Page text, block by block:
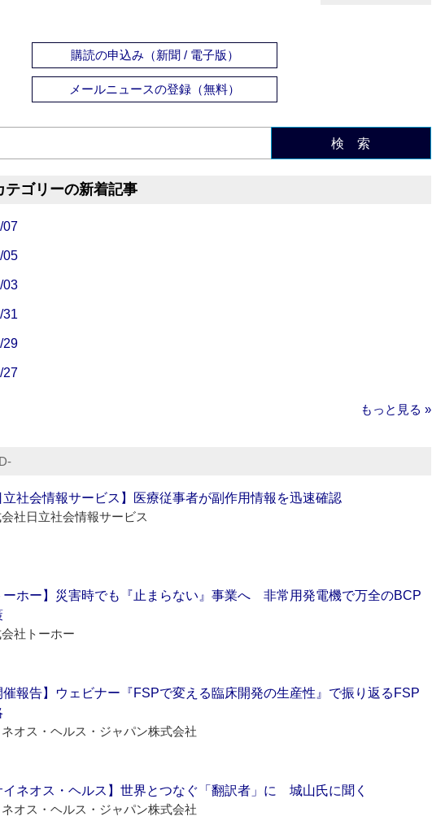
購読の申込み（新聞 / 電子版）
メールニュースの登録（無料）
検 索
テゴリーの新着記事
もっと見る »
立社会情報サービス】医療従事者が副作用情報を迅速確認
社日立社会情報サービス
ーホー】災害時でも『止まらない』事業へ 非常用発電機で万全のBCP
社トーホー
催報告】ウェビナー『FSPで変える臨床開発の生産性』で振り返るFSP
オス・ヘルス・ジャパン株式会社
イネオス・ヘルス】世界とつなぐ「翻訳者」に 城山氏に聞く
オス・ヘルス・ジャパン株式会社